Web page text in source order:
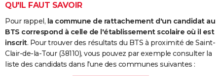
S'inscrire
Se connecter
Lycées
Collèges
Primaires
Universités
Entreprises
Service militaire
Avis de recherche
AVIS DE DÉCÈS
FORUM
QU'IL FAUT SAVOIR
Pour rappel, la commune de rattachement d'un candidat au
BTS correspond à celle de l'établissement scolaire où il est
inscrit. Pour trouver des résultats du BTS à proximité de Saint-
Clair-de-la-Tour (38110), vous pouvez par exemple consulter la
liste des candidats dans l'une des communes suivantes :